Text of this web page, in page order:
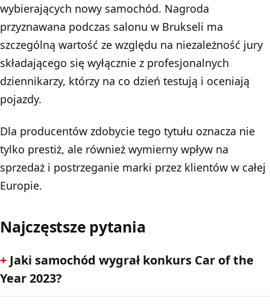
wybierających nowy samochód. Nagroda
przyznawana podczas salonu w Brukseli ma
szczególną wartość ze względu na niezależność jury
składającego się wyłącznie z profesjonalnych
dziennikarzy, którzy na co dzień testują i oceniają
pojazdy.
Dla producentów zdobycie tego tytułu oznacza nie
tylko prestiż, ale również wymierny wpływ na
sprzedaż i postrzeganie marki przez klientów w całej
Europie.
Najczęstsze pytania
Jaki samochód wygrał konkurs Car of the
Year 2023?